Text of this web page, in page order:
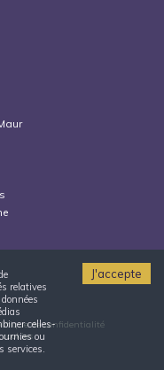
de confidentialité
relatives
celles-
ou
services.
J'accepte